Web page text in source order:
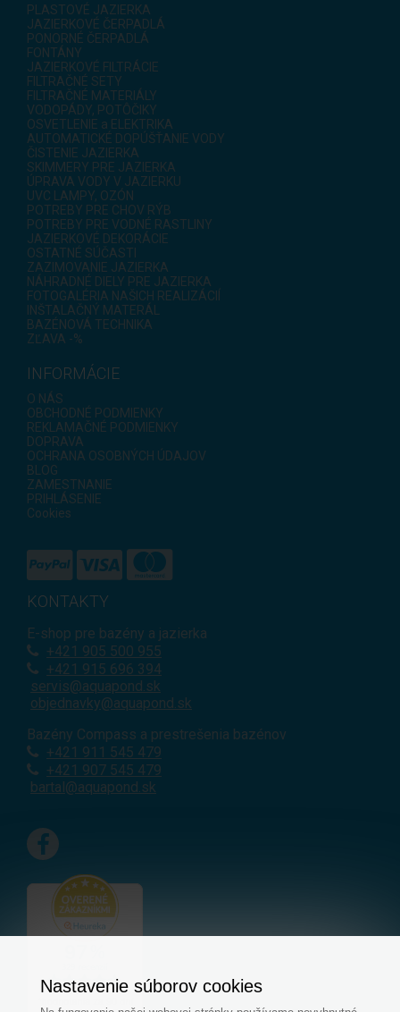
PLASTOVÉ JAZIERKA
JAZIERKOVÉ ČERPADLÁ
PONORNÉ ČERPADLÁ
FONTÁNY
JAZIERKOVÉ FILTRÁCIE
FILTRAČNÉ SETY
FILTRAČNÉ MATERIÁLY
VODOPÁDY, POTÔČIKY
OSVETLENIE a ELEKTRIKA
AUTOMATICKÉ DOPÚŠŤANIE VODY
ČISTENIE JAZIERKA
SKIMMERY PRE JAZIERKA
ÚPRAVA VODY V JAZIERKU
UVC LAMPY, OZÓN
POTREBY PRE CHOV RÝB
POTREBY PRE VODNÉ RASTLINY
JAZIERKOVÉ DEKORÁCIE
OSTATNÉ SÚČASTI
ZAZIMOVANIE JAZIERKA
NÁHRADNÉ DIELY PRE JAZIERKA
FOTOGALÉRIA NAŠICH REALIZÁCIÍ
INŠTALAČNÝ MATERÁL
BAZÉNOVÁ TECHNIKA
ZĽAVA -%
INFORMÁCIE
O NÁS
OBCHODNÉ PODMIENKY
REKLAMAČNÉ PODMIENKY
DOPRAVA
OCHRANA OSOBNÝCH ÚDAJOV
BLOG
ZAMESTNANIE
PRIHLÁSENIE
Cookies
KONTAKTY
E-shop pre bazény a jazierka
+421 905 500 955
+421 915 696 394
servis@aquapond.sk
objednavky@aquapond.sk
Bazény Compass a prestrešenia bazénov
+421 911 545 479
+421 907 545 479
bartal@aquapond.sk
Nastavenie súborov cookies